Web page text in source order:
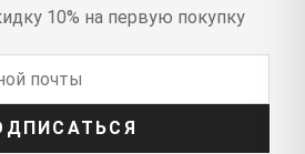
10% на первую покупку